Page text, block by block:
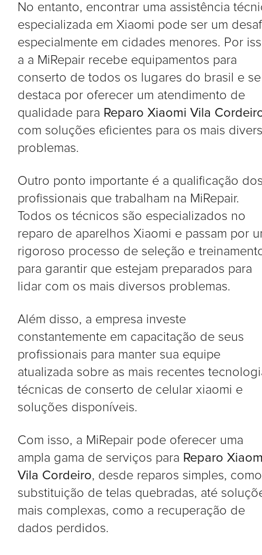
No entanto, encontrar uma assistência
especializada em Xiaomi pode ser um
especialmente em cidades menores. Por
a a MiRepair recebe equipamentos para
conserto de todos os lugares do brasil e se
destaca por oferecer um atendimento de
qualidade para Reparo Xiaomi Vila
com soluções eficientes para os mais
problemas.
Outro ponto importante é a qualificação
profissionais que trabalham na MiRepair.
Todos os técnicos são especializados no
reparo de aparelhos Xiaomi e passam por
rigoroso processo de seleção e
para garantir que estejam preparados para
lidar com os mais diversos problemas.
Além disso, a empresa investe
constantemente em capacitação de seus
profissionais para manter sua equipe
atualizada sobre as mais recentes
técnicas de conserto de celular xiaomi e
soluções disponíveis.
Com isso, a MiRepair pode oferecer uma
ampla gama de serviços para Reparo
Vila Cordeiro, desde reparos simples,
substituição de telas quebradas, até
mais complexas, como a recuperação de
dados perdidos.